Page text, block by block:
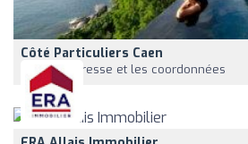
Côté Particuliers Caen
Voir l'adresse et les coordonnées